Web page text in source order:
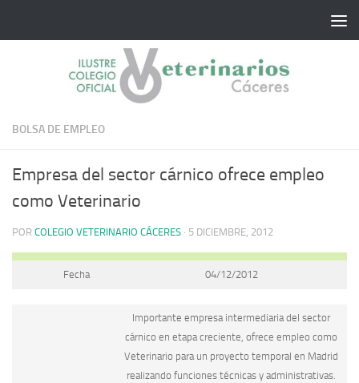
BOLSA DE EMPLEO
Empresa del sector cárnico ofrece empleo
como Veterinario
POR COLEGIO VETERINARIO CÁCERES · 5 DICIEMBRE, 2012
Fecha 04/12/2012
Importante empresa intermediaria del sector
cárnico en etapa creciente, ofrece empleo como
Veterinario para un proyecto temporal en Madrid
realizando funciones técnicas y administrativas.